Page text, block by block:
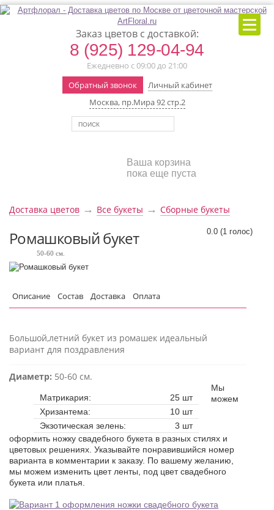
Заказ цветов с доставкой:
8 (925) 129-04-94
Ежедневно с 09:00 до 21:00
Обратный звонок
Личный кабинет
Москва, пр.Мира 92 стр.2
Ваша корзина
пока еще пуста
Доставка цветов → Все букеты → Сборные букеты
Ромашковый букет 0.0 (1 голос)
50-60 см.
Описание Состав Доставка Оплата
Большой,летний букет из ромашек идеальный
вариант для поздравления
Диаметр: 50-60 см.
Матрикария:
25 шт
Хризантема:
10 шт
Экзотическая зелень:
3 шт
Мы
можем
оформить ножку свадебного букета в разных стилях и
цветовых решениях. Указывайте понравившийся номер
варианта в комментарии к заказу. По вашему желанию,
мы можем изменить цвет ленты, под цвет свадебного
букета или платья.